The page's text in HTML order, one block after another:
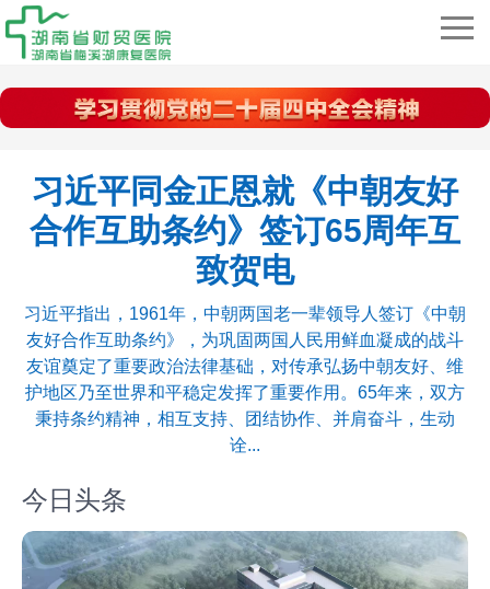
习近平同金正恩就《中朝友好
合作互助条约》签订65周年互
致贺电
习近平指出，1961年，中朝两国老一辈领导人签订《中朝
友好合作互助条约》，为巩固两国人民用鲜血凝成的战斗
友谊奠定了重要政治法律基础，对传承弘扬中朝友好、维
护地区乃至世界和平稳定发挥了重要作用。65年来，双方
秉持条约精神，相互支持、团结协作、并肩奋斗，生动
诠...
今日头条